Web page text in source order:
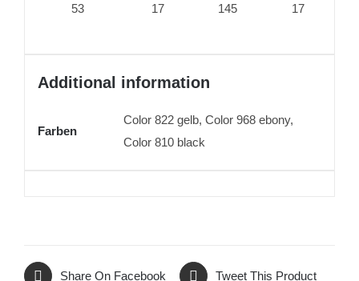
53 17 145 17
Additional information
Farben
Color 822 gelb, Color 968 ebony,
Color 810 black
Share On Facebook Tweet This Product